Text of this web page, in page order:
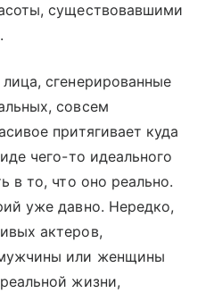
существовавшими
сгенерированные
совсем
притягивает куда
чего-то идеального
в то, что оно реально.
уже давно. Нередко,
актеров,
или женщины
жизни,